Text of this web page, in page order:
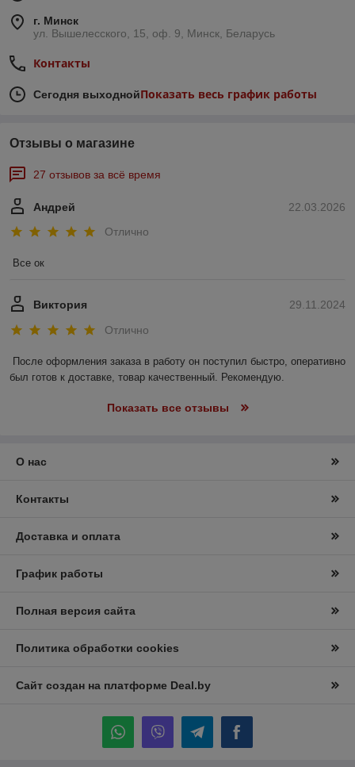
г. Минск
ул. Вышелесского, 15, оф. 9, Минск, Беларусь
Контакты
Сегодня выходнойПоказать весь график работы
Отзывы о магазине
27 отзывов за всё время
22.03.2026
Андрей
Отлично
Все ок
29.11.2024
Виктория
Отлично
После оформления заказа в работу он поступил быстро, оперативно
был готов к доставке, товар качественный. Рекомендую.
Показать все отзывы
О нас
Контакты
Доставка и оплата
График работы
Полная версия сайта
Политика обработки cookies
Сайт создан на платформе Deal.by